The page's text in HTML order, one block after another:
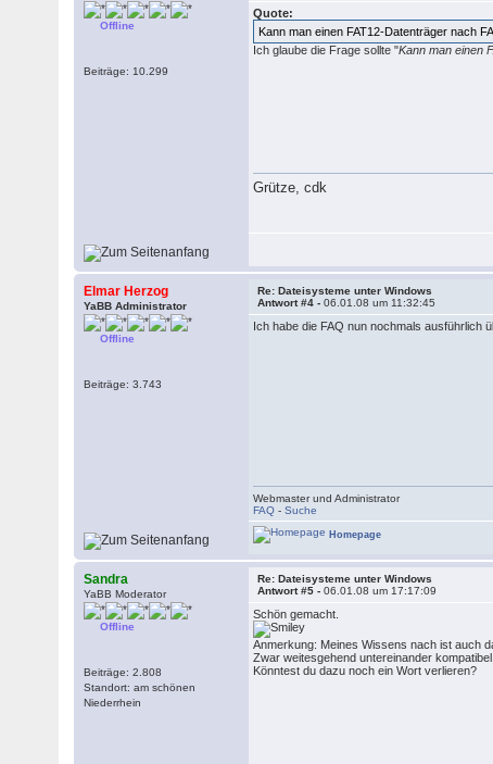
Offline
Beiträge: 10.299
Quote:
Kann man einen FAT12-Datenträger nach
Ich glaube die Frage sollte "Kann man einen
Grütze, cdk
Elmar Herzog
YaBB Administrator
Offline
Beiträge: 3.743
Re: Dateisysteme unter Windows
Antwort #4 -06.01.08 um 11:32:45
Ich habe die FAQ nun nochmals ausführlich
Webmaster und Administrator
FAQ -Suche
Homepage
Sandra
YaBB Moderator
Offline
Beiträge: 2.808
Standort: am schönen
Niederrhein
Re: Dateisysteme unter Windows
Antwort #5 -06.01.08 um 17:17:09
Schön gemacht.
Anmerkung: Meines Wissens nach ist auch
Zwar weitesgehend untereinander
Könntest du dazu noch ein Wort verlieren?